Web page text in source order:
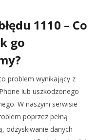
1110 – Co
go
problem wynikający z
lub uszkodzonego
W naszym serwisie
poprzez pełną
odzyskiwanie danych